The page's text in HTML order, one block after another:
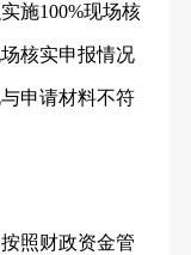
施100%现场核
核实申报情况
申请材料不符
照财政资金管